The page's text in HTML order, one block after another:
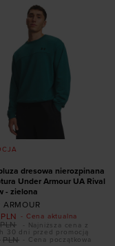
dresowa nierozpinana
Under Armour UA Rival
- zielona
ARMOUR
- Cena aktualna
PLN
- Cena początkowa
PLN
PLN
- Najniższa cena z
30 dni przed promocją